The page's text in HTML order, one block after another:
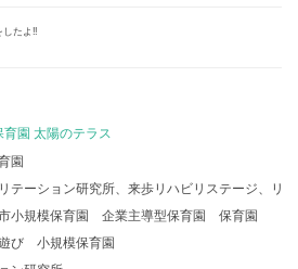
したよ‼
園 太陽のテラス
園
テーション研究所、来歩リハビリステージ、リ
小規模保育園 企業主導型保育園
保育園
び
小規模保育園